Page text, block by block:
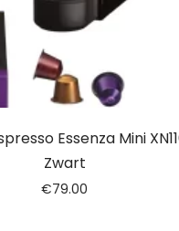
Essenza Mini
Zwart
€79.00